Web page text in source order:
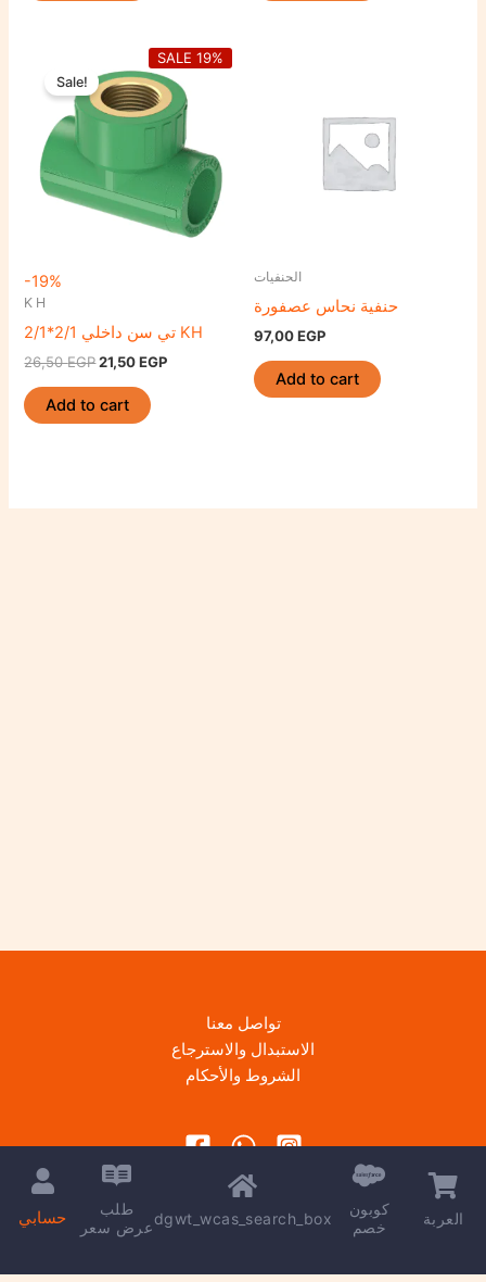
-19%
SALE 19%
Sale!
K H
تي سن داخلي 2/1*2/1 KH
26,50EGP
Original
price
was:
26,50 EGP.
21,50EGP
Current
price
is:
21,50 EGP.
Add to cart
الحنفيات
حنفية نحاس عصفورة
97,00EGP
Add to cart
تواصل معنا
الاستبدال والاسترجاع
الشروط والأحكام
حسابي
طلب
عرض سعرdgwt_wcas_search_box
كوبون
خصم
العربة